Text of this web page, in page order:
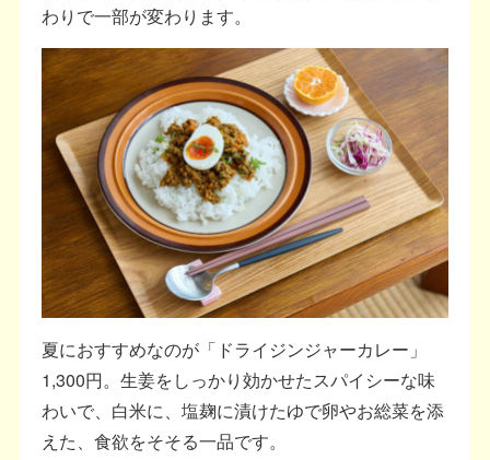
わりで一部が変わります。
夏におすすめなのが「ドライジンジャーカレー」
1,300円。生姜をしっかり効かせたスパイシーな味
わいで、白米に、塩麹に漬けたゆで卵やお総菜を添
えた、食欲をそそる一品です。